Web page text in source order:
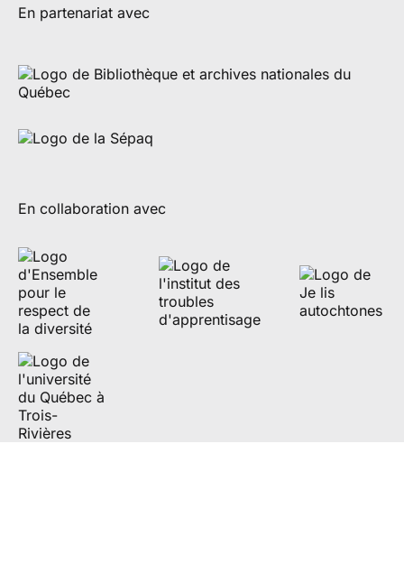
En partenariat avec
En collaboration avec